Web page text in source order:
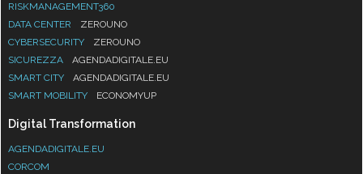
RISKMANAGEMENT360
DATA CENTER
ZEROUNO
CYBERSECURITY
ZEROUNO
SICUREZZA
AGENDADIGITALE.EU
SMART CITY
AGENDADIGITALE.EU
SMART MOBILITY
ECONOMYUP
Digital Transformation
AGENDADIGITALE.EU
CORCOM